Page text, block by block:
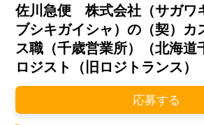
佐川急便 株式会社（サガ
ブシキガイシャ）の（契）カ
ス職（千歳営業所）（北海道
ロジスト（旧ロジトランス）
応募する